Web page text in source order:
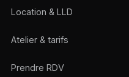
Location & LLD
Atelier & tarifs
Prendre RDV